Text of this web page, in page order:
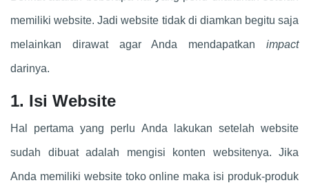
memiliki website. Jadi website tidak di diamkan begitu saja
melainkan dirawat agar Anda mendapatkan impact
darinya.
1. Isi Website
Hal pertama yang perlu Anda lakukan setelah website
sudah dibuat adalah mengisi konten websitenya. Jika
Anda memiliki website toko online maka isi produk-produk